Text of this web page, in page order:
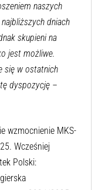
naszych
dniach
skupieni na
jest możliwe.
się w ostatnich
dyspozycję –
wzmocnienie MKS-
Wcześniej
Polski: